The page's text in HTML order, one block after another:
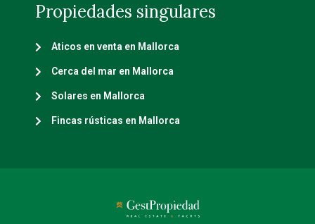
Propiedades singulares
Aticos en venta en Mallorca
Cerca del mar en Mallorca
Solares en Mallorca
Fincas rústicas en Mallorca